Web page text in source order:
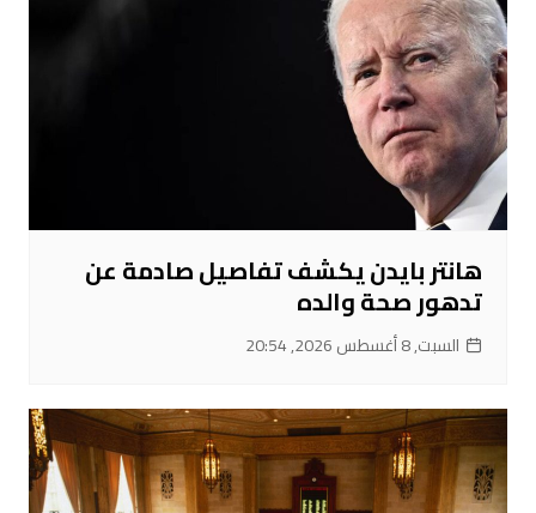
هانتر بايدن يكشف تفاصيل صادمة عن
تدهور صحة والده
السبت, 8 أغسطس 2026, 20:54